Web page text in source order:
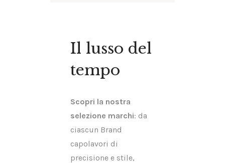
Il lusso del
tempo
Scopri la nostra
selezione marchi: da
ciascun Brand
capolavori di
precisione e stile,